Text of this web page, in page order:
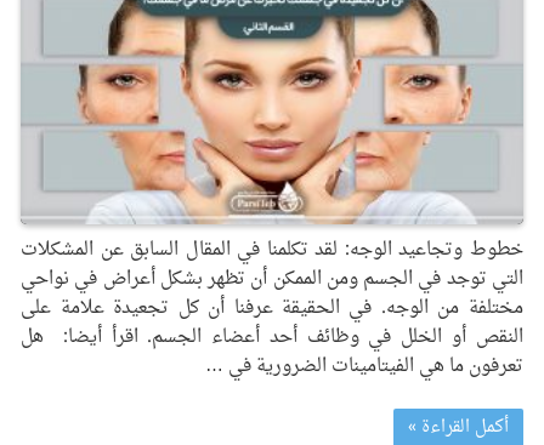
خطوط وتجاعيد الوجه: لقد تكلمنا في المقال السابق عن المشكلات
التي توجد في الجسم ومن الممكن أن تظهر بشكل أعراض في نواحي
مختلفة من الوجه. في الحقيقة عرفنا أن كل تجعيدة علامة على
النقص أو الخلل في وظائف أحد أعضاء الجسم. اقرأ أيضا: هل
تعرفون ما هي الفيتامينات الضرورية في …
أكمل القراءة »